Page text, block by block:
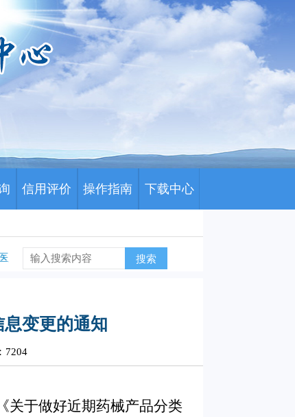
信用评价 操作指南 下载中心
材分类采购申报产品信息组合关系的通知
搜索
息变更的通知
7204
关于做好近期药械产品分类